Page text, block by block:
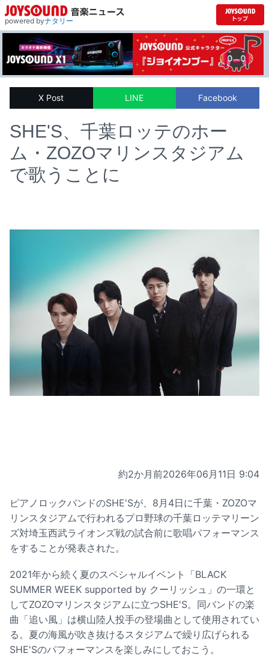
powered byナタリー
X Post LINE Facebook
SHE'S、千葉ロッテのホー
ム・ZOZOマリンスタジアム
で歌うことに
約2か月前2026年06月11日 9:04
ピアノロックバンドのSHE'Sが、8月4日に千葉・ZOZOマ
リンスタジアムで行われるプロ野球の千葉ロッテマリーン
ズ対埼玉西武ライオンズ戦の試合前に歌唱パフォーマンス
をすることが発表された。
2021年から続く夏のスペシャルイベント「BLACK
SUMMER WEEK supported by クーリッシュ」の一環と
してZOZOマリンスタジアムに立つSHE'S。同バンドの楽
曲「追い風」は横山陸人投手の登場曲として使用されてい
る。夏の海風が吹き抜けるスタジアムで繰り広げられる
SHE'Sのパフォーマンスを楽しみにしておこう。